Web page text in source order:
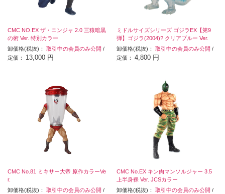
CMC NO.EX ザ・ニンジャ 2.0 三猿暗黒
の術 Ver. 特別カラー
卸価格(税抜)： 取引中の会員のみ公開 /
定価： 13,000 円
ミドルサイズシリーズ ゴジラEX【第9
弾】ゴジラ(2004)? クリアブルー Ver.
卸価格(税抜)：取引中の会員のみ公開 /
定価：4,800 円
CMC No.81 ミキサー大帝 原作カラーVe
r.
卸価格(税抜)： 取引中の会員のみ公開 /
CMC No.EX キン肉マンソルジャー 3.5
上半身裸 Ver. JCSカラー
卸価格(税抜)：取引中の会員のみ公開 /